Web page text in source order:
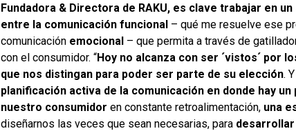
Fundadora & Directora de RAKU, es clave trabajar en
entre la comunicación funcional – qué me resuelve ese
comunicación emocional – que permita a través de
con el consumidor. “Hoy no alcanza con ser ´vistos´ por
que nos distingan para poder ser parte de su elección.
planificación activa de la comunicación en donde hay
nuestro consumidor en constante retroalimentación, una
diseñarnos las veces que sean necesarias, para desarrollar